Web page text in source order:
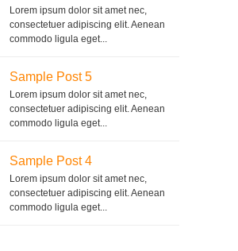
Lorem ipsum dolor sit amet nec,
consectetuer adipiscing elit. Aenean
commodo ligula eget...
Sample Post 5
Lorem ipsum dolor sit amet nec,
consectetuer adipiscing elit. Aenean
commodo ligula eget...
Sample Post 4
Lorem ipsum dolor sit amet nec,
consectetuer adipiscing elit. Aenean
commodo ligula eget...